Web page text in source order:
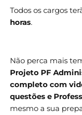
Todos os cargos
horas.
Não perca mais
Projeto PF
completo com
questões e
mesmo a sua